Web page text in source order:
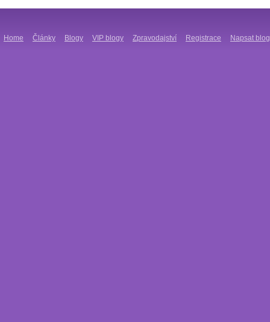
Home Články Blogy VIP blogy Zpravodajství Registrace Napsat blog